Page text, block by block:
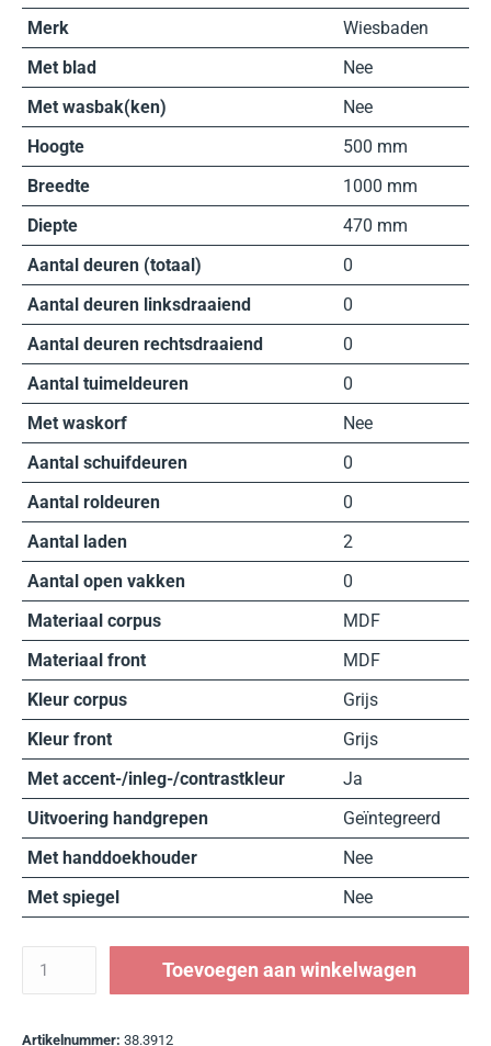
Merk
Wiesbaden
Met blad
Nee
Met wasbak(ken)
Nee
Hoogte
500 mm
Breedte
1000 mm
Diepte
470 mm
Aantal deuren (totaal)
0
Aantal deuren linksdraaiend
0
Aantal deuren rechtsdraaiend
0
Aantal tuimeldeuren
0
Met waskorf
Nee
Aantal schuifdeuren
0
Aantal roldeuren
0
Aantal laden
2
Aantal open vakken
0
Materiaal corpus
MDF
Materiaal front
MDF
Kleur corpus
Grijs
Kleur front
Grijs
Met accent-/inleg-/contrastkleur
Ja
Uitvoering handgrepen
Geïntegreerd
Met handdoekhouder
Nee
Met spiegel
Nee
Toevoegen aan winkelwagen
Artikelnummer: 38.3912